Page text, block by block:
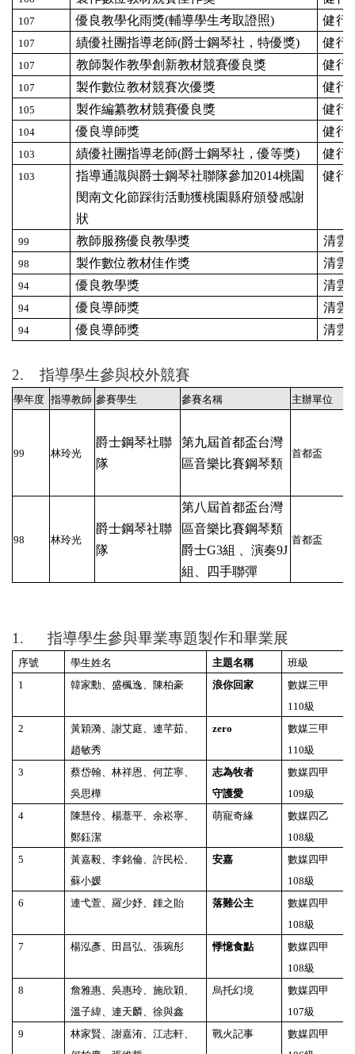
107 優良教學化雨獎(輔導學生考取證照) 健行
107 績優社團指導老師(爵士鋼琴社，特優獎) 健行
107 教師製作教學創新教材競賽優良獎 健行
107 製作數位教材競賽次優獎 健行
105 製作編纂教材競賽優良獎 健行
104 優良導師獎 健行
103 績優社團指導老師(爵士鋼琴社，優等獎) 健行
103 指導通識與爵士鋼琴社聯隊參加2014桃園
閔南文化節踩街活動獲桃園縣府頒發感謝
狀
健行
99 教師服務優良教學獎 清雲
98 製作數位教材佳作獎 清雲
94 優良教學獎 清雲
94 優良導師獎 清雲
94 優良導師獎 清雲
2. 指導學生參與校外競賽
學年度 指導教師 參賽學生 參賽名稱 主辦單位
99 林玲光
爵士鋼琴社聯
隊
第九屆首都盃台灣
區音樂比賽鋼琴類
首都盃
98 林玲光
爵士鋼琴社聯
隊
第八屆首都盃台灣
區音樂比賽鋼琴類
爵士G3組 、演奏9J
組、四手聯彈
首都盃
1. 指導學生參與畢業專題製作和畢業展
序號 學生姓名 主題名稱
班級
1
韓家勳、盛楓逸、陳柏豪 浪你回家
數媒三甲
110級
2
黃穎漪、謝艾庭、連芊茹、
趙敏秀
zero
數媒三甲
110級
3
蔡岱翰、林祥恩、何芷寧、
吳思樺
志為牧者
守護愛
數媒四甲
109級
4
陳慧伶、楊薏平、余崧寧、
鄭鈺潔
萌寵奇緣
數媒四乙
108級
5
黃嘉毅、李銘倫、許民松、
蘇小媛
安嘉
數媒四甲
108級
6
連弋萱、羅少妤、鍾之貽 落難公主
數媒四甲
108級
7
楊泓彥、田昌弘、張琬彤 悸憶食點
數媒四甲
108級
8
詹雅惠、吳惠玲、施欣穎、
溫子緯、連天麟、徐與鑫
烏托幻境
數媒四甲
107級
9
林家賢、謝嘉洧、江志軒、
戰火記事
數媒四甲